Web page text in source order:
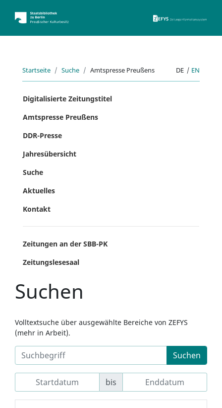
Startseite Suche Amtspresse Preußens DE | EN
Digitalisierte Zeitungstitel
Amtspresse Preußens
DDR-Presse
Jahresübersicht
Suche
Aktuelles
Kontakt
Zeitungen an der SBB-PK
Zeitungslesesaal
Suchen
Volltextsuche über ausgewählte Bereiche von ZEFYS
(mehr in Arbeit).
Suchen
bis